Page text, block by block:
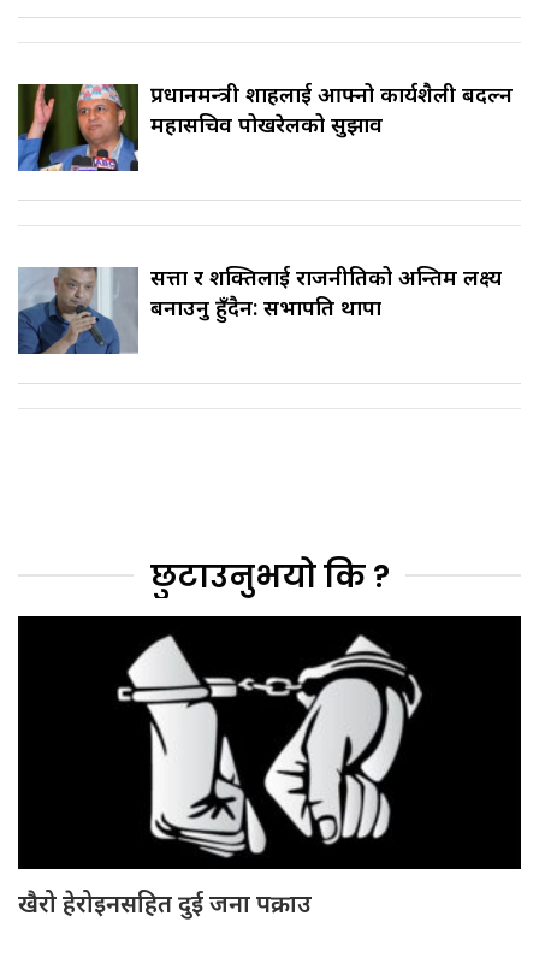
प्रधानमन्त्री शाहलाई आफ्नो कार्यशैली बदल्न
महासचिव पोखरेलको सुझाव
सत्ता र शक्तिलाई राजनीतिको अन्तिम लक्ष्य
बनाउनु हुँदैन: सभापति थापा
छुटाउनुभयो कि ?
खैरो हेरोइनसहित दुई जना पक्राउ